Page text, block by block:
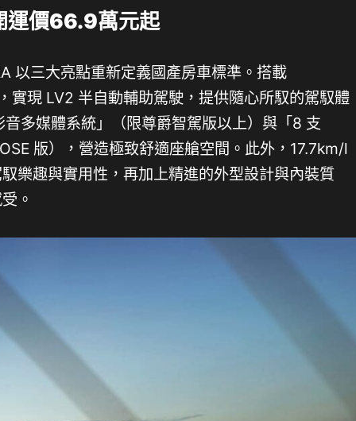
運價66.9萬元起
以三大亮點重新定義國產房車標準。搭載
實現 LV2 半自動輔助駕駛，提供隨心所馭的駕馭體
多媒體系統」（限尊爵智駕版以上）與「8 支
版），營造極致舒適座艙空間。此外，17.7km/l
樂趣與實用性，再加上精進的外型設計與內裝質
。